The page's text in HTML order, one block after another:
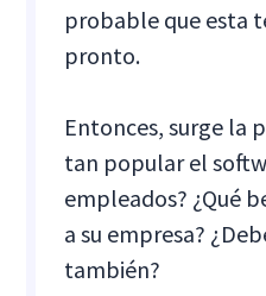
probable que esta
pronto.
Entonces, surge la
tan popular el
empleados? ¿Qué
a su empresa?
también?